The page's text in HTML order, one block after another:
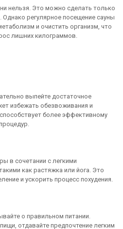
нельзя. Это можно сделать только
Однако регулярное посещение сауны
и очистить организм, что
лишних килограммов.
выпейте достаточное
избежать обезвоживания и
более эффективному
в сочетании с легкими
как растяжка или йога. Это
и ускорить процесс похудения.
о правильном питании.
отдавайте предпочтение легким